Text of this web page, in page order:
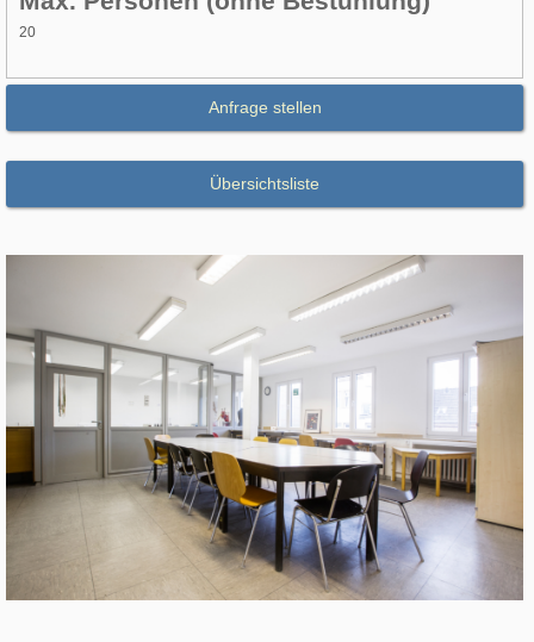
20
Anfrage stellen
Übersichtsliste